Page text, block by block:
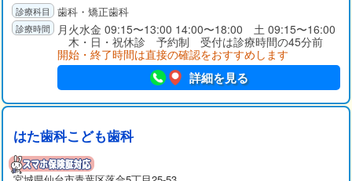
歯科・矯正歯科
月火水金 09:15〜13:00 14:00〜18:00 土 09:15〜16:00
木・日・祝休診 予約制 受付は診療時間の45分前
開始・終了時間は直接の確認をおすすめします
詳細を見る
はた歯科こども歯科